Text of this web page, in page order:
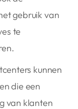
gebruik van
te
kunnen
die een
van klanten